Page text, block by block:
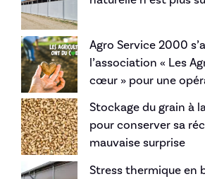
Agro Service 2000
l’association « Les
cœur » pour une
Stockage du grain à
pour conserver sa
mauvaise surprise
Stress thermique en